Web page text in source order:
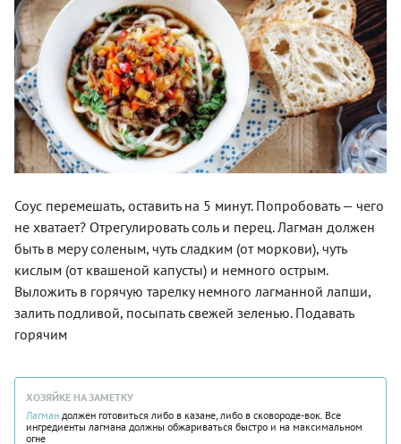
Соус перемешать, оставить на 5 минут. Попробовать — чего
не хватает? Отрегулировать соль и перец. Лагман должен
быть в меру соленым, чуть сладким (от моркови), чуть
кислым (от квашеной капусты) и немного острым.
Выложить в горячую тарелку немного лагманной лапши,
залить подливой, посыпать свежей зеленью. Подавать
горячим
ХОЗЯЙКЕ НА ЗАМЕТКУ
Лагман должен готовиться либо в казане, либо в сковороде-вок. Все
ингредиенты лагмана должны обжариваться быстро и на максимальном
огне